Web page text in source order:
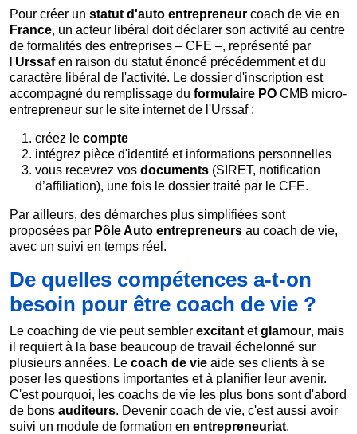
Pour créer un statut d'auto entrepreneur coach de vie en
France, un acteur libéral doit déclarer son activité au centre
de formalités des entreprises – CFE –, représenté par
l'Urssafen raison du statut énoncé précédemment et du
caractère libéral de l'activité. Le dossier d'inscription est
accompagné du remplissage du formulaire PO CMB micro-
entrepreneur sur le site internet de l'Urssaf :
créez le compte
intégrez pièce d'identité et informations personnelles
vous recevrez vos documents (SIRET, notification
d’affiliation), une fois le dossier traité par le CFE.
Par ailleurs, des démarches plus simplifiées sont
proposées par Pôle Auto entrepreneurs au coach de vie,
avec un suivi en temps réel.
De quelles compétences a-t-on
besoin pour être coach de vie ?
Le coaching de vie peut sembler excitant etglamour, mais
il requiert à la base beaucoup de travail échelonné sur
plusieurs années. Le coach de vie aide ses clients à se
poser les questions importantes et à planifier leur avenir.
C'est pourquoi, les coachs de vie les plus bons sont d'abord
de bons auditeurs. Devenir coach de vie, c'est aussi avoir
suivi un module de formation en entrepreneuriat,